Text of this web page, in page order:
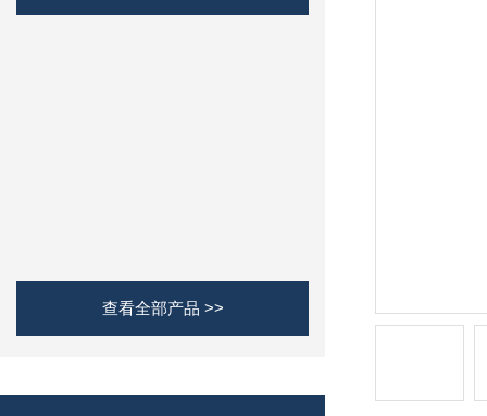
查看全部产品 >>